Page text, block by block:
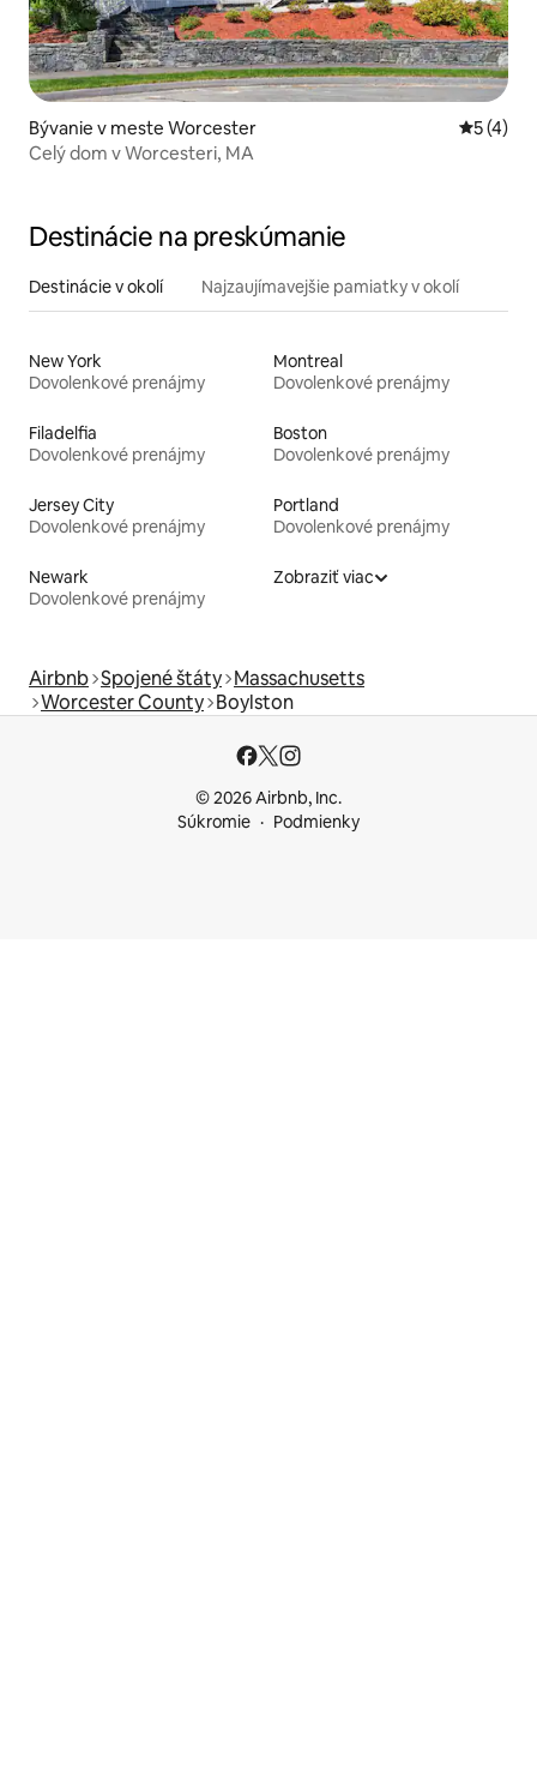
Bývanie v meste Worcester
5 (4)
Celý dom v Worcesteri, MA
Destinácie na preskúmanie
Destinácie v okolí Najzaujímavejšie pamiatky v okolí
New York
Dovolenkové prenájmy
Montreal
Dovolenkové prenájmy
Filadelfia
Dovolenkové prenájmy
Boston
Dovolenkové prenájmy
Jersey City
Dovolenkové prenájmy
Portland
Dovolenkové prenájmy
Newark
Dovolenkové prenájmy
Zobraziť viac
Airbnb Spojené štáty Massachusetts
Worcester County Boylston
© 2026 Airbnb, Inc.
Súkromie
Podmienky